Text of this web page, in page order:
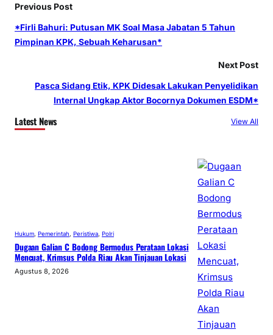
Previous Post
*Firli Bahuri: Putusan MK Soal Masa Jabatan 5 Tahun
Pimpinan KPK, Sebuah Keharusan*
Next Post
Pasca Sidang Etik, KPK Didesak Lakukan Penyelidikan
Internal Ungkap Aktor Bocornya Dokumen ESDM*
Latest News View All
Hukum, Pemerintah, Peristiwa, Polri
Dugaan Galian C Bodong Bermodus Perataan Lokasi
Mencuat, Krimsus Polda Riau Akan Tinjauan Lokasi
Agustus 8, 2026